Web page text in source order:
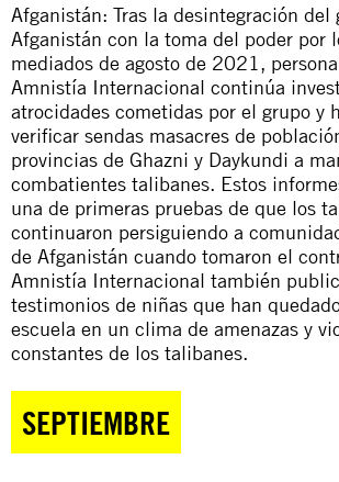
Afganistán: Tras la desintegración del
Afganistán con la toma del poder por
mediados de agosto de 2021,
Amnistía Internacional continúa
atrocidades cometidas por el grupo y
verificar sendas masacres de
provincias de Ghazni y Daykundi a
combatientes talibanes. Estos
una de primeras pruebas de que los
continuaron persiguiendo a
de Afganistán cuando tomaron el
Amnistía Internacional también
testimonios de niñas que han
escuela en un clima de amenazas y
constantes de los talibanes.
SEPTIEMBRE